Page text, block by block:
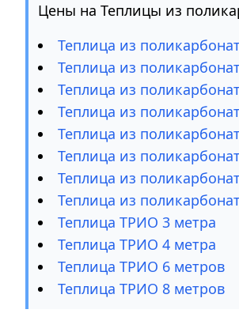
Цены на Теплицы из
Теплица из
Теплица из
Теплица из
Теплица из
Теплица из
Теплица из
Теплица из
Теплица из
Теплица ТРИО 3 метра
Теплица ТРИО 4 метра
Теплица ТРИО 6 метров
Теплица ТРИО 8 метров